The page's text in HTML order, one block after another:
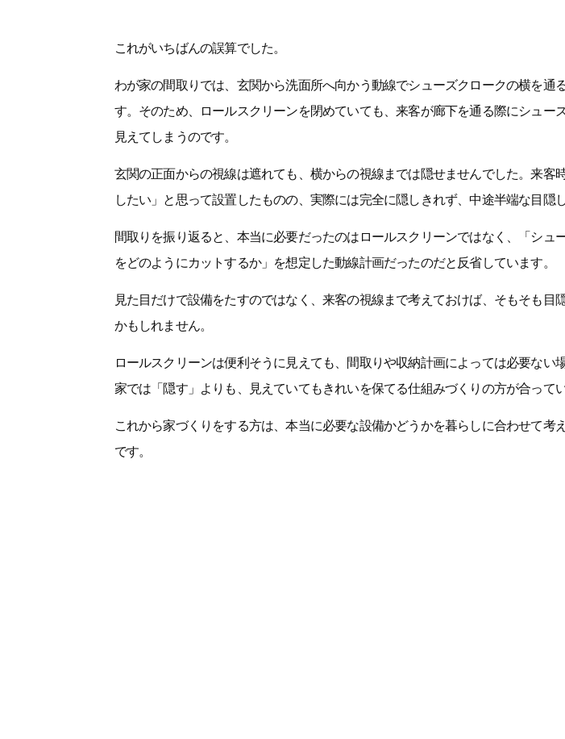
これがいちばんの誤算でした。
わが家の間取りでは、玄関から洗面所へ向かう動線でシューズクロークの横を通
す。そのため、ロールスクリーンを閉めていても、来客が廊下を通る際にシュー
見えてしまうのです。
玄関の正面からの視線は遮れても、横からの視線までは隠せませんでした。来客
したい」と思って設置したものの、実際には完全に隠しきれず、中途半端な目隠し
間取りを振り返ると、本当に必要だったのはロールスクリーンではなく、「シュ
をどのようにカットするか」を想定した動線計画だったのだと反省しています。
見た目だけで設備をたすのではなく、来客の視線まで考えておけば、そもそも目
かもしれません。
ロールスクリーンは便利そうに見えても、間取りや収納計画によっては必要ない
家では「隠す」よりも、見えていてもきれいを保てる仕組みづくりの方が合ってい
これから家づくりをする方は、本当に必要な設備かどうかを暮らしに合わせて考
です。